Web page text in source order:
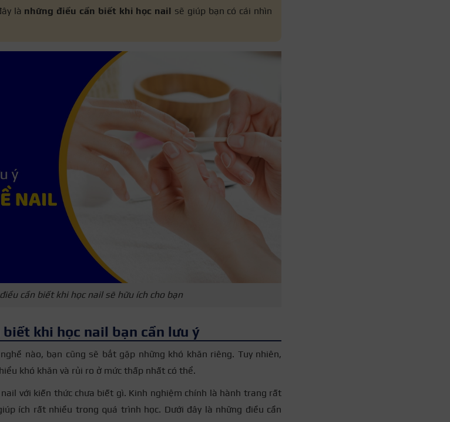
là những điều cần biết khi học nail sẽ giúp bạn có cái nhìn
cần biết khi học nail sẽ hữu ích cho bạn
biết khi học nail bạn cần lưu ý
nào, bạn cũng sẽ bắt gặp những khó khăn riêng. Tuy nhiên,
khó khăn và rủi ro ở mức thấp nhất có thể.
với kiến thức chưa biết gì. Kinh nghiệm chính là hành trang rất
ích rất nhiều trong quá trình học. Dưới đây là những điều cần